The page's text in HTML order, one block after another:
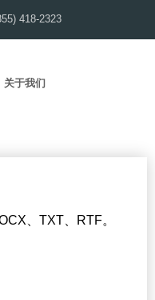
418-2323
关于我们
、TXT、RTF。